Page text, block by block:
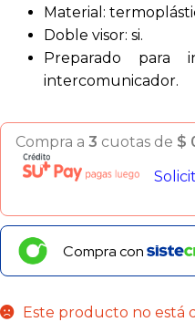
Material:
Doble visor: si.
Preparado para
intercomunicador.
Compra a 3 cuotas de $
Compra con
Este producto no está